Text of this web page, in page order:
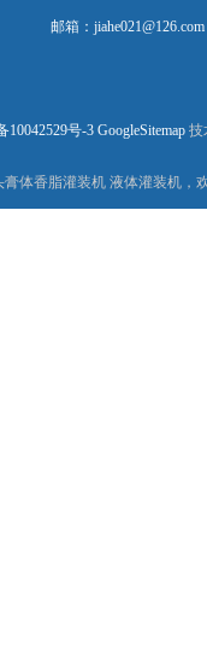
邮箱：jiahe021@126.com
10042529号-3 GoogleSitemap 技
体香脂灌装机 液体灌装机